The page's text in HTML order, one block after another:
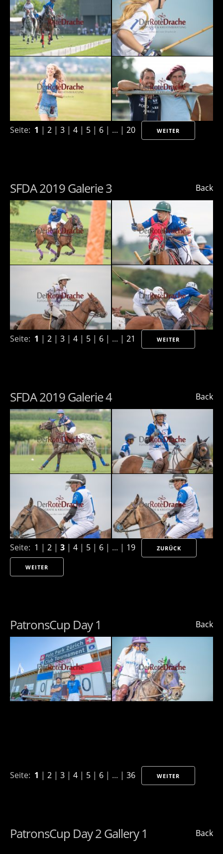
Seite: 1 | 2 | 3 | 4 | 5 | 6 | ... | 20 WEITER
Back
SFDA 2019 Galerie 3
Seite: 1 | 2 | 3 | 4 | 5 | 6 | ... | 21 WEITER
Back
SFDA 2019 Galerie 4
Seite: 1 | 2 | 3 | 4 | 5 | 6 | ... | 19 ZURÜCK
WEITER
Back
PatronsCup Day 1
Seite: 1 | 2 | 3 | 4 | 5 | 6 | ... | 36 WEITER
Back
PatronsCup Day 2 Gallery 1